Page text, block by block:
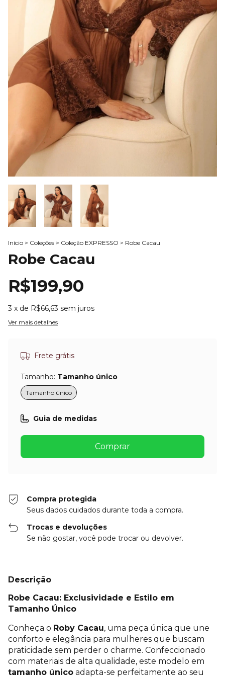
Início > Coleções > Coleção EXPRESSO > Robe Cacau
Robe Cacau
R$199,90
3 x de R$66,63 sem juros
Ver mais detalhes
Frete grátis
Tamanho: Tamanho único
Tamanho único
Guia de medidas
Compra protegida
Seus dados cuidados durante toda a compra.
Trocas e devoluções
Se não gostar, você pode trocar ou devolver.
Descrição
Robe Cacau: Exclusividade e Estilo em
Tamanho Único
Conheça o Roby Cacau, uma peça única que une
conforto e elegância para mulheres que buscam
praticidade sem perder o charme. Confeccionado
com materiais de alta qualidade, este modelo em
tamanho único adapta-se perfeitamente ao seu